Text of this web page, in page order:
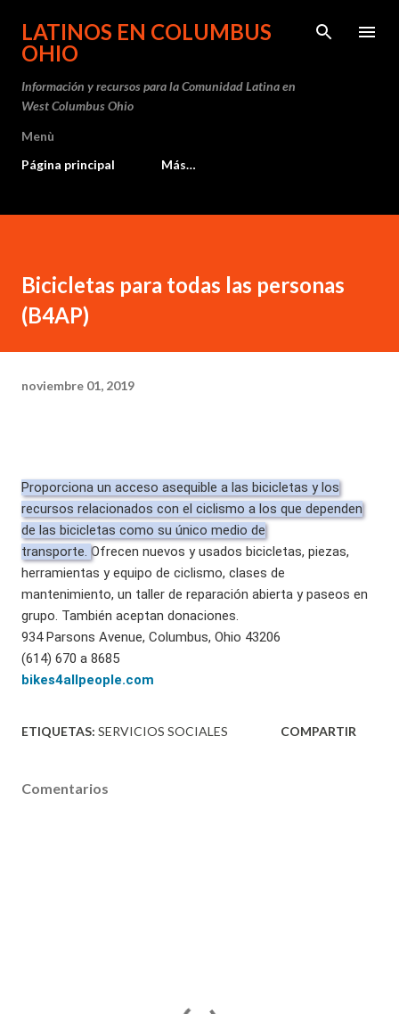
Ir al contenido principal
LATINOS EN COLUMBUS
OHIO
Información y recursos para la Comunidad Latina en
West Columbus Ohio
Menù
Página principal
Más…
Bicicletas para todas las personas
(B4AP)
noviembre 01, 2019
Proporciona un acceso asequible a las bicicletas y los
recursos relacionados con el ciclismo a los que dependen
de las bicicletas como su único medio de
transporte. Ofrecen nuevos y usados bicicletas, piezas,
herramientas y equipo de ciclismo, clases de
mantenimiento, un taller de reparación abierta y paseos en
grupo. También aceptan donaciones.
934 Parsons Avenue, Columbus, Ohio 43206
(614) 670 a 8685
bikes4allpeople.com
ETIQUETAS: SERVICIOS SOCIALES COMPARTIR
Comentarios